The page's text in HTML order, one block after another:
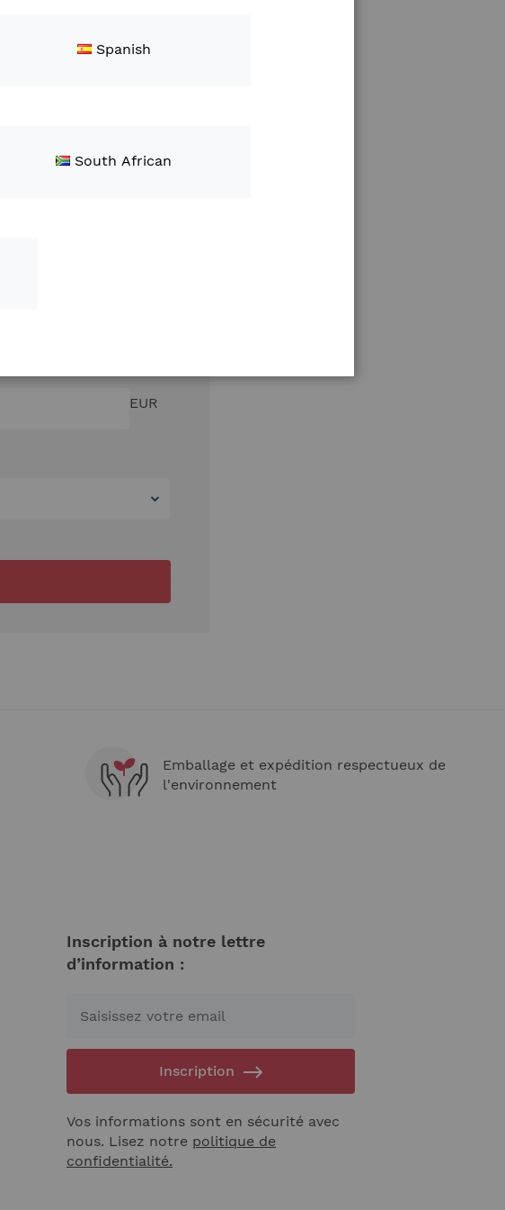
EUR
Emballage et expédition respectueux de
l'environnement
Inscription à notre lettre
d’information :
Inscription
Vos informations sont en sécurité avec
nous. Lisez notre politique de
confidentialité.
Spanish
South African